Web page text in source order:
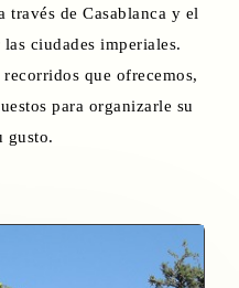
través de Casablanca y el
ciudades imperiales.
que ofrecemos,
para organizarle su
gusto.